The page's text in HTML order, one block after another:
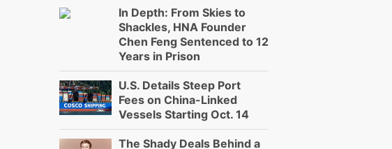
In Depth: From Skies to
Shackles, HNA Founder
Chen Feng Sentenced to 12
Years in Prison
U.S. Details Steep Port
Fees on China-Linked
Vessels Starting Oct. 14
The Shady Deals Behind a